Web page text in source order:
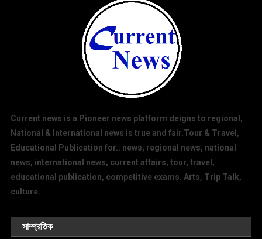
Current news is a Pioneer news platform deigns to regional,
National & International news is true and fair.Tour & Travel,
Educational Publication for.. news, regional news, national
news, international news, current affairs, tour, travel,
educational publication, competitive exams. Arts, Trip Talk,
culture.
সাম্প্রতিক